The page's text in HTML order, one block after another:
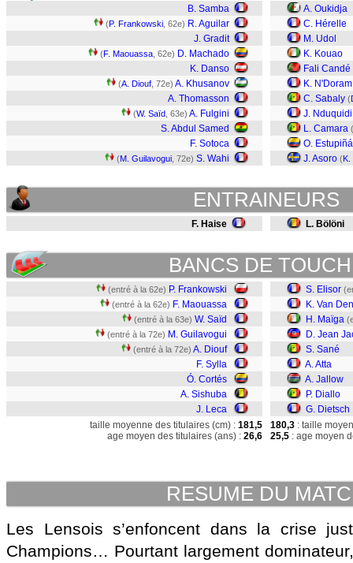
B. Samba
(P. Frankowski , 62e) R. Aguilar
J. Gradit
(F. Maouassa , 62e) D. Machado
K. Danso
(A. Diouf , 72e) A. Khusanov
A. Thomasson
(W. Saïd , 63e) A. Fulgini
S. Abdul Samed
F. Sotoca
(M. Guilavogui , 72e) S. Wahi
A. Oukidja
C. Hérelle
M. Udol
K. Kouao
Fali Candé
K. N'Doram
C. Sabaly (
J. Nduquidi
L. Camara (
O.
J. Asoro (K.
ENTRAINEURS
F. Haise L. Bölöni
BANCS DE
(entré à la 62e) P. Frankowski
(entré à la 62e) F. Maouassa
(entré à la 63e) W. Saïd
(entré à la 72e) M. Guilavogui
(entré à la 72e) A. Diouf
F. Sylla
Ó. Cortés
A. Sishuba
J. Leca
S. Elisor
K. Van
H. Maïga
D. Jean
S. Sané
A. Atta
A. Jallow
P. Diallo
G. Dietsch
taille moyenne des titulaires (cm) : 181,5
age moyen des titulaires (ans) : 26,6
180,3 : taille
25,5 : age moyen
RESUME DU
Les Lensois s’enfoncent dans la crise
Champions… Pourtant largement